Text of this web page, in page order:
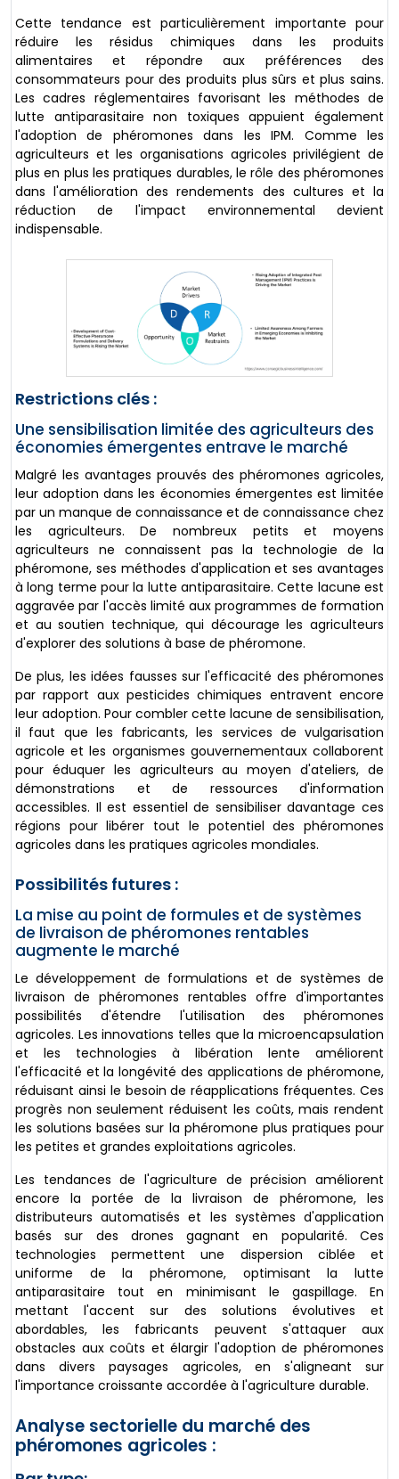
Cette tendance est particulièrement importante pour
réduire les résidus chimiques dans les produits
alimentaires et répondre aux préférences des
consommateurs pour des produits plus sûrs et plus sains.
Les cadres réglementaires favorisant les méthodes de
lutte antiparasitaire non toxiques appuient également
l'adoption de phéromones dans les IPM. Comme les
agriculteurs et les organisations agricoles privilégient de
plus en plus les pratiques durables, le rôle des phéromones
dans l'amélioration des rendements des cultures et la
réduction de l'impact environnemental devient
indispensable.
Restrictions clés :
Une sensibilisation limitée des agriculteurs des
économies émergentes entrave le marché
Malgré les avantages prouvés des phéromones agricoles,
leur adoption dans les économies émergentes est limitée
par un manque de connaissance et de connaissance chez
les agriculteurs. De nombreux petits et moyens
agriculteurs ne connaissent pas la technologie de la
phéromone, ses méthodes d'application et ses avantages
à long terme pour la lutte antiparasitaire. Cette lacune est
aggravée par l'accès limité aux programmes de formation
et au soutien technique, qui décourage les agriculteurs
d'explorer des solutions à base de phéromone.
De plus, les idées fausses sur l'efficacité des phéromones
par rapport aux pesticides chimiques entravent encore
leur adoption. Pour combler cette lacune de sensibilisation,
il faut que les fabricants, les services de vulgarisation
agricole et les organismes gouvernementaux collaborent
pour éduquer les agriculteurs au moyen d'ateliers, de
démonstrations et de ressources d'information
accessibles. Il est essentiel de sensibiliser davantage ces
régions pour libérer tout le potentiel des phéromones
agricoles dans les pratiques agricoles mondiales.
Possibilités futures :
La mise au point de formules et de systèmes
de livraison de phéromones rentables
augmente le marché
Le développement de formulations et de systèmes de
livraison de phéromones rentables offre d'importantes
possibilités d'étendre l'utilisation des phéromones
agricoles. Les innovations telles que la microencapsulation
et les technologies à libération lente améliorent
l'efficacité et la longévité des applications de phéromone,
réduisant ainsi le besoin de réapplications fréquentes. Ces
progrès non seulement réduisent les coûts, mais rendent
les solutions basées sur la phéromone plus pratiques pour
les petites et grandes exploitations agricoles.
Les tendances de l'agriculture de précision améliorent
encore la portée de la livraison de phéromone, les
distributeurs automatisés et les systèmes d'application
basés sur des drones gagnant en popularité. Ces
technologies permettent une dispersion ciblée et
uniforme de la phéromone, optimisant la lutte
antiparasitaire tout en minimisant le gaspillage. En
mettant l'accent sur des solutions évolutives et
abordables, les fabricants peuvent s'attaquer aux
obstacles aux coûts et élargir l'adoption de phéromones
dans divers paysages agricoles, en s'aligneant sur
l'importance croissante accordée à l'agriculture durable.
Analyse sectorielle du marché des
phéromones agricoles :